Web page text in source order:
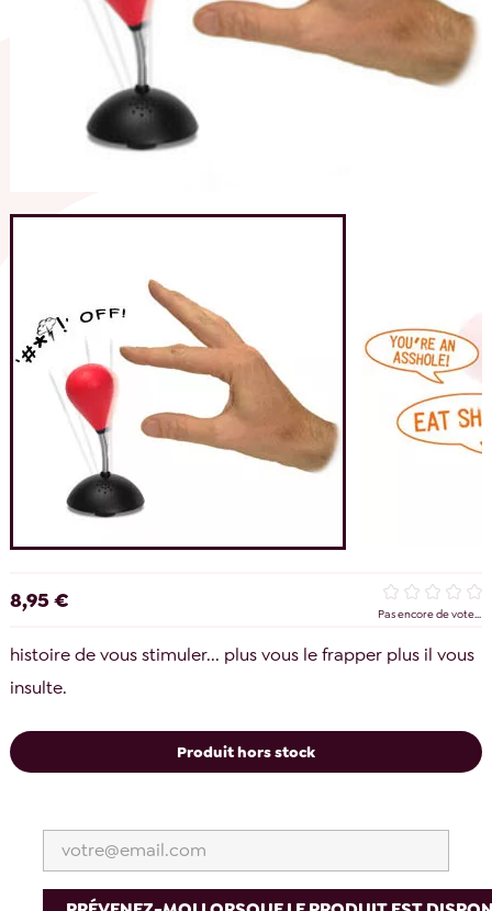
8,95 €
Pas encore de vote...
histoire de vous stimuler... plus vous le frapper plus il vous
insulte.
Produit hors stock